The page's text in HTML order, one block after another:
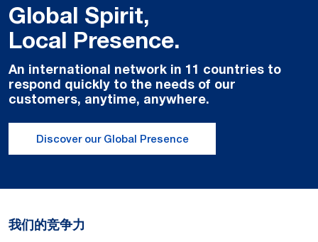
Global Spirit,
Local Presence.
An international network in 11 countries to
respond quickly to the needs of our
customers, anytime, anywhere.
Discover our Global Presence
我们的竞争力